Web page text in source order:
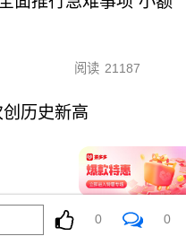
阅读 21187
历史新高
读 19408 01-28
0 0